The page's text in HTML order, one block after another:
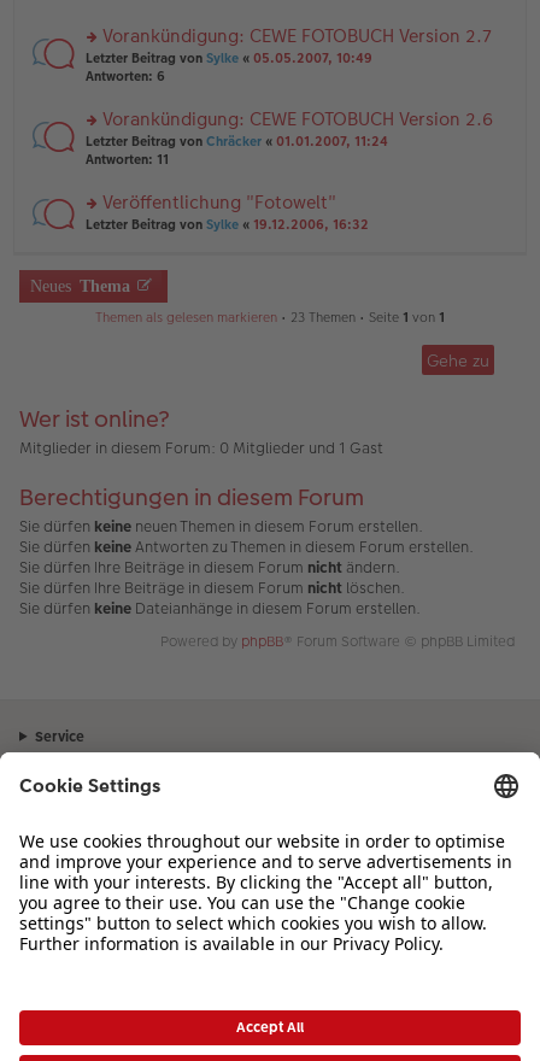
g
B
ei
tr
g
es
e
n
B
ei
tr
a
u
n
g
es
e
n
er
ei
tr
rs
te
n
g
el
e
n
ei
tr
Vorankündigung: CEWE FOTOBUCH Version 2.7
Letzter Beitrag von Sylke « 05.05.2007, 10:49
Antworten: 6
rs
te
n
g
es
e
n
g
Vorankündigung: CEWE FOTOBUCH Version 2.6
Letzter Beitrag von Chräcker « 01.01.2007, 11:24
Antworten: 11
rs
u
n
B
tr
g
Veröffentlichung "Fotowelt"
Letzter Beitrag von Sylke « 19.12.2006, 16:32
Neues Thema
Themen als gelesen markieren • 23 Themen • Seite 1 von 1
Gehe zu
Wer ist online?
Mitglieder in diesem Forum: 0 Mitglieder und 1 Gast
Berechtigungen in diesem Forum
Sie dürfen keine neuen Themen in diesem Forum erstellen.
Sie dürfen keineAntworten zu Themen in diesem Forum erstellen.
Sie dürfen Ihre Beiträge in diesem Forum nicht ändern.
Sie dürfen Ihre Beiträge in diesem Forum nicht löschen.
Sie dürfen keine Dateianhänge in diesem Forum erstellen.
Powered by phpBB® Forum Software © phpBB Limited
Service
Sortiment
Inspiration